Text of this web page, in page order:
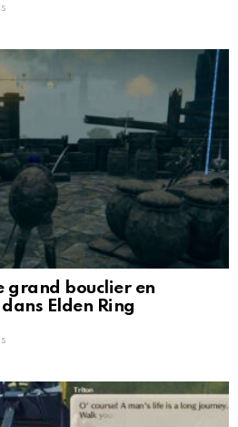
grand bouclier en
Elden Ring